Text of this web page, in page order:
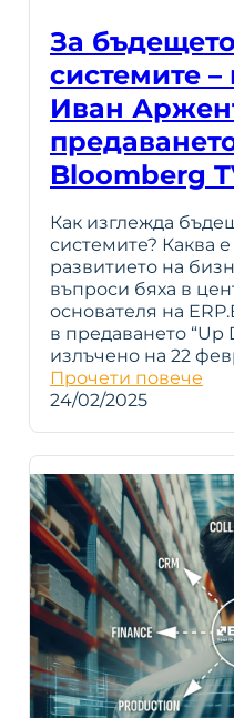
За
системите
Иван
Bloomberg
Как изглежда
системите? Каква
развитието на
въпроси бяха в
основателя на
в предаването “Up
излъчено на 22
Прочети повече
24/02/2025